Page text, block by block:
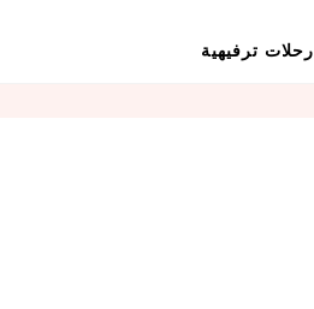
رحلات ترفيهية